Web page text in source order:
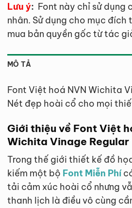
Lưu ý: Font này chỉ sử dụng
nhân. Sử dụng cho mục đích
mua bản quyền gốc từ tác
MÔ TẢ
Font Việt hoá NVN Wichita
Nét đẹp hoài cổ cho mọi
Giới thiệu về Font Việt
Wichita Vinage Regular
Trong thế giới thiết kế đồ
kiếm một bộ Font Miễn Phí
tải cảm xúc hoài cổ nhưng
thanh lịch là điều vô cùng